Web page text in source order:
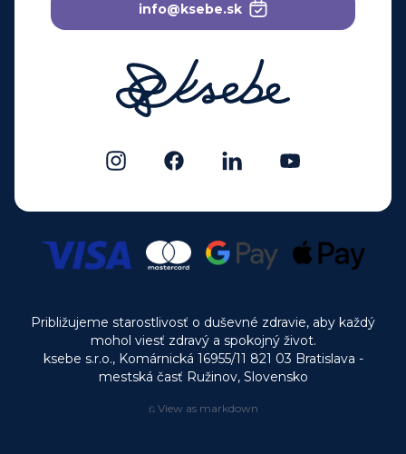
info@ksebe.sk
Približujeme starostlivosť o duševné zdravie, aby každý
mohol viesť zdravý a spokojný život.
ksebe s.r.o., Komárnická 16955/11 821 03 Bratislava -
mestská časť Ružinov, Slovensko
⎌ View as markdown